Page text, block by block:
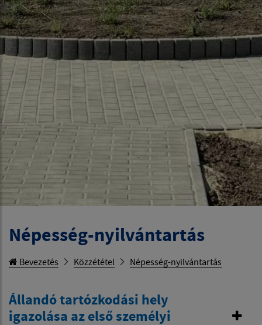
Népesség-nyilvántartás
Bevezetés Közzététel Népesség-nyilvántartás
Állandó tartózkodási hely
igazolása az első személyi